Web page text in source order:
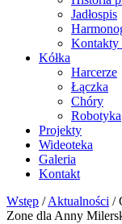
Jadłospis
Kontakty
Kółka
Harcerze
Łączka
Chóry
Robotyka
Projekty
Wideoteka
Galeria
Kontakt
Wstęp / Aktualności /
Zone dla Anny